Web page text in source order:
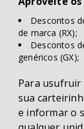
Descontos
de marca (RX);
Descontos
genéricos (GX);
Para usufruir
sua
e informar o